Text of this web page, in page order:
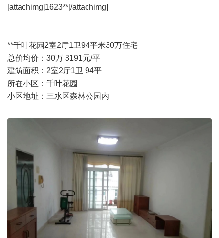
[attachimg]1623**[/attachimg]
**千叶花园2室2厅1卫94平米30万住宅
总价均价：30万 3191元/平
建筑面积：2室2厅1卫 94平
所在小区：千叶花园
小区地址：三水区森林公园内